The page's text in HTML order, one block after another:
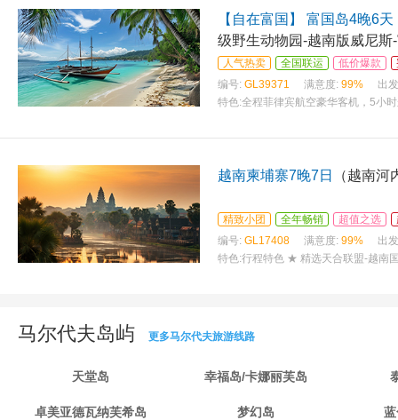
【自在富国】 富国岛4晚6天
级野生动物园-越南版威尼斯
人气热卖 全国联运 低价爆款
编号: GL39371 满意度: 99%
出
特色:全程菲律宾航空豪华客机，5小
越南柬埔寨7晚7日 （越南
精致小团 全年畅销 超值之选
编号: GL17408 满意度: 99%
出
特色:行程特色 ★ 精选天合联盟-越南
马尔代夫岛屿 更多马尔代夫旅游线路
天堂岛 幸福岛/卡娜丽芙岛
卓美亚德瓦纳芙希岛 梦幻岛